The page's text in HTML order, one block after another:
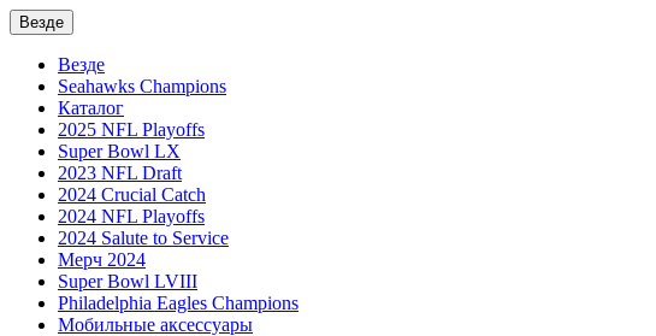
Везде
Везде
Seahawks Champions
Каталог
2025 NFL Playoffs
Super Bowl LX
2023 NFL Draft
2024 Crucial Catch
2024 NFL Playoffs
2024 Salute to Service
Мерч 2024
Super Bowl LVIII
Philadelphia Eagles Champions
Мобильные аксессуары